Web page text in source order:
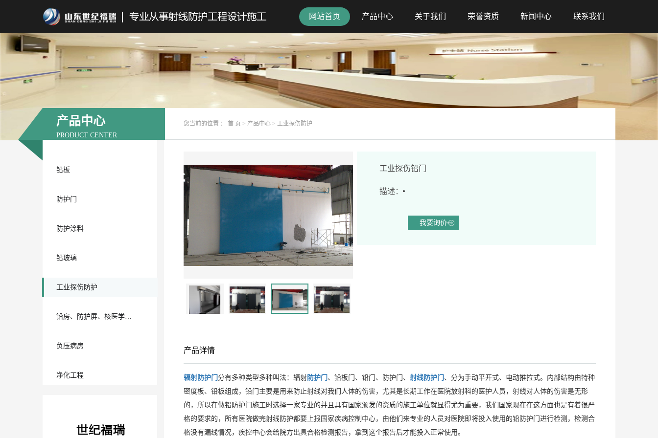
网站首页 产品中心 关于我们 荣誉资质 新闻中心 联系我们
产品中心
PRODUCT CENTER
铅板
防护门
防护涂料
铅玻璃
工业探伤防护
铅房、防护屏、核医学通风厨系列
负压病房
净化工程
您当前的位置 ： 首 页 > 产品中心 > 工业探伤防护
工业探伤铅门
描述：
我要询价
产品详情
辐射防护门 分有多种类型多种叫法：辐射防护门 、铅板门、铅门、防护门、 射线防护门 、分为手动平开式、电动推拉式。内部结构由特种
密度板、铅板组成，铅门主要是用来防止射线对我们人体的伤害，尤其是长期工作在医院放射科的医护人员，射线对人体的伤害是无形
的，所以在做铅防护门施工时选择一家专业的并且具有国家颁发的资质的施工单位就显得尤为重要，我们国家现在在这方面也是有着很严
格的要求的，所有医院做完射线防护都要上报国家疾病控制中心，由他们来专业的人员对医院即将投入使用的铅防护门进行检测，检测合
格没有漏线情况，疾控中心会给院方出具合格检测报告，拿到这个报告后才能投入正常使用。